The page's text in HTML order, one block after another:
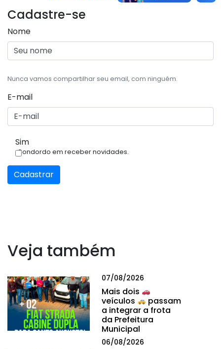
Cadastre-se
Nome
Nunca vamos compartilhar seu email, com ninguém.
E-mail
Sim
Condordo em receber novidades.
Cadastrar
Veja também
07/08/2026
Mais dois
veículos
passam
a integrar a frota
da Prefeitura
Municipal
06/08/2026